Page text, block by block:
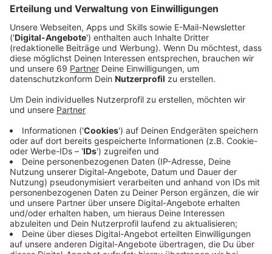
Anzeige
Gibt es eigentlich eine Münster-Hymne? So was wie
Grönemeyers "Bochum"? So richtig fällt einem da
erstmal nichts ein, oder? Oder vielleicht doch? Den
Song "Hey Münster - Du bist meine Stadt" haben wir
wahrscheinlich alle schon mal gehört. Zusammen mit
„Zwischen Rathaus und Lamberti“ die wohl
bekannteste Karnevalshymne Münster. Gesungen wird
"Hey Münster" vom Münsteraner Ralf "Eppi" Ebbing.
ANTENNE MÜNSTER Reporter Philipp Böckmann
stellt ihn uns vor:
Anzeige